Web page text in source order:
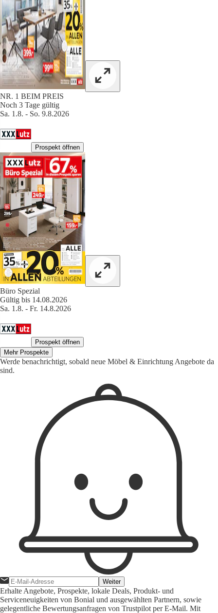
NR. 1 BEIM PREIS
Noch 3 Tage gültig
Sa. 1.8. - So. 9.8.2026
Prospekt öffnen
Büro Spezial
Gültig bis 14.08.2026
Sa. 1.8. - Fr. 14.8.2026
Prospekt öffnen
Mehr Prospekte
Werde benachrichtigt, sobald neue Möbel & Einrichtung Angebote da
sind.
Weiter
Erhalte Angebote, Prospekte, lokale Deals, Produkt- und
Serviceneuigkeiten von Bonial und ausgewählten Partnern, sowie
gelegentliche Bewertungsanfragen von Trustpilot per E-Mail. Mit